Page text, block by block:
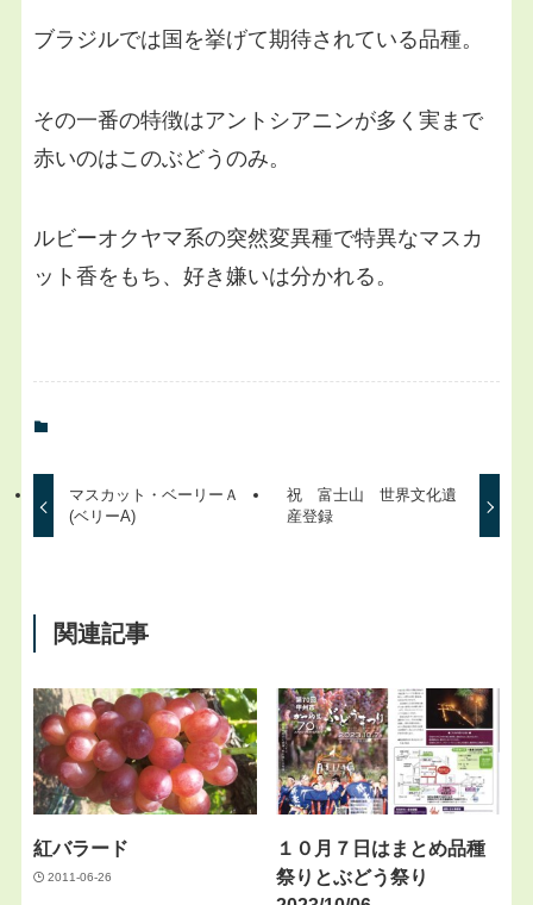
ブラジルでは国を挙げて期待されている品種。
その一番の特徴はアントシアニンが多く実まで
赤いのはこのぶどうのみ。
ルビーオクヤマ系の突然変異種で特異なマスカ
ット香をもち、好き嫌いは分かれる。
マスカット・ベーリーＡ
(ベリーA)
祝 富士山 世界文化遺
産登録
関連記事
紅バラード
2011-06-26
１０月７日はまとめ品種
祭りとぶどう祭り